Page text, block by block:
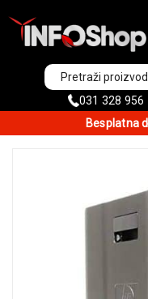
031 328 956
Besplatna